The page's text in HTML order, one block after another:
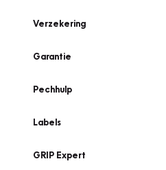
Verzekering
Garantie
Pechhulp
Labels
GRIP Expert